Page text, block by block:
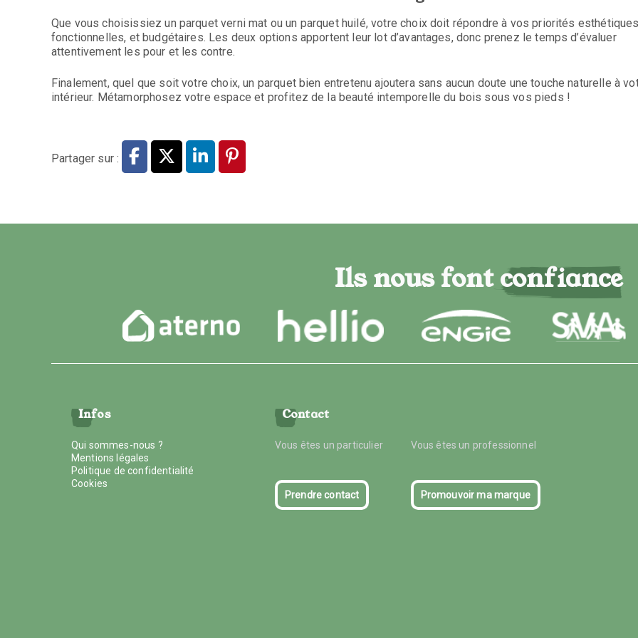
Que vous choisissiez un parquet verni mat ou un parquet huilé, votre choix doit répondre à vos priorités
fonctionnelles, et budgétaires. Les deux options apportent leur lot d’avantages, donc prenez le temps d’évaluer
attentivement les pour et les contre.
Finalement, quel que soit votre choix, un parquet bien entretenu ajoutera sans aucun doute une touche naturelle à
intérieur. Métamorphosez votre espace et profitez de la beauté intemporelle du bois sous vos pieds !
Partager sur :
Ils nous font confiance
Infos
Qui sommes-nous ?
Mentions légales
Politique de confidentialité
Cookies
Contact
Vous êtes un particulier Vous êtes un professionnel
Prendre contact Promouvoir ma marque